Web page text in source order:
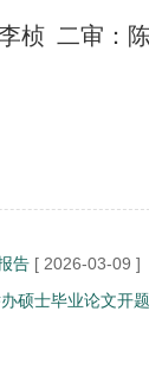
陈果 终
告 [ 2026-03-09 ]
硕士毕业论文开